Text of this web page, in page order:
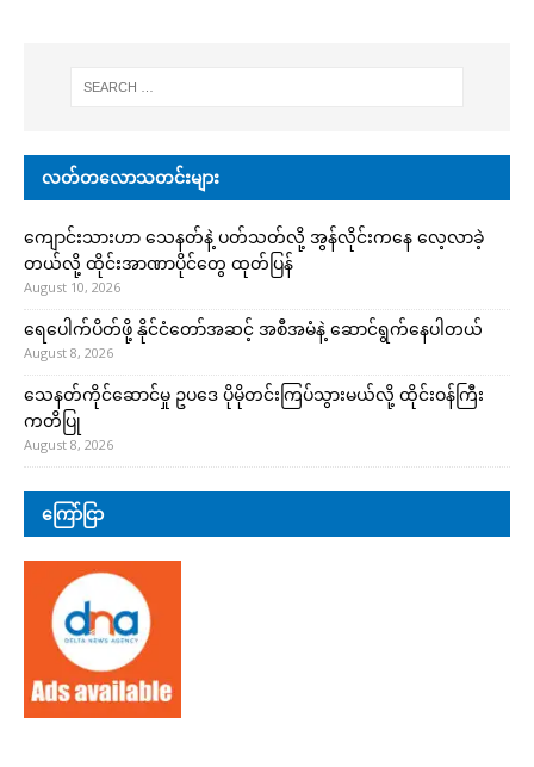
လတ်တလောသတင်းများ
ကျောင်းသားဟာ သေနတ်နဲ့ ပတ်သတ်လို့ အွန်လိုင်းကနေ လေ့လာခဲ့
တယ်လို့ ထိုင်းအာဏာပိုင်တွေ ထုတ်ပြန်
August 10, 2026
ရေပေါက်ပိတ်ဖို့ နိုင်ငံတော်အဆင့် အစီအမံနဲ့ ဆောင်ရွက်နေပါတယ်
August 8, 2026
သေနတ်ကိုင်ဆောင်မှု ဥပဒေ ပိုမိုတင်းကြပ်သွားမယ်လို့ ထိုင်းဝန်ကြီး
ကတိပြု
August 8, 2026
ကြော်ငြာ